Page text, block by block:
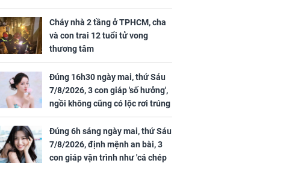
mái', tiền tài 'thu về như nước',
tình duyên viên mãn
Cháy nhà 2 tầng ở TPHCM, cha
và con trai 12 tuổi tử vong
thương tâm
Đúng 16h30 ngày mai, thứ Sáu
7/8/2026, 3 con giáp 'số hưởng',
ngồi không cũng có lộc rơi trúng
đầu, vừa tránh được họa vừa có
tiền vàng
Đúng 6h sáng ngày mai, thứ Sáu
7/8/2026, định mệnh an bài, 3
con giáp vận trình như 'cá chép